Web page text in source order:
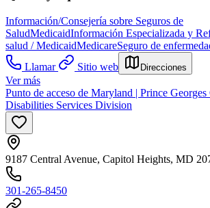
Información/Consejería sobre Seguros de
SaludMedicaidInformación Especializada y
salud / MedicaidMedicareSeguro de
Llamar
Sitio web Direcciones
Ver más
Punto de acceso de Maryland | Prince
Disabilities Services Division
9187 Central Avenue, Capitol Heights, MD
301-265-8450